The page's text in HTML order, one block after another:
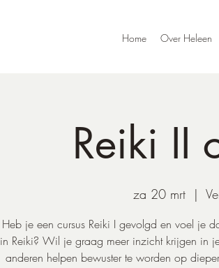
Home Over Heleen
Reiki II
za 20 mrt
  |
Heb je een cursus Reiki I gevolgd en voel je
in Reiki? Wil je graag meer inzicht krijgen in
anderen helpen bewuster te worden op